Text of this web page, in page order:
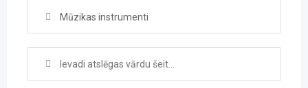
Mūzikas instrumenti